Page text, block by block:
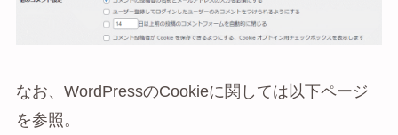
なお、WordPressのCookieに関しては以下ページ
を参照。